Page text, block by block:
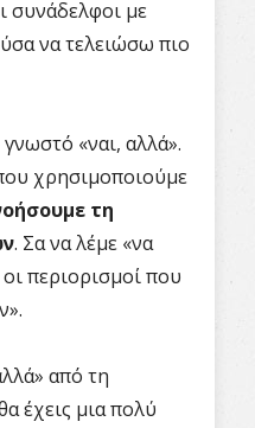
συνάδελφοι με
να τελειώσω πιο
«ναι, αλλά».
χρησιμοποιούμε
τη
. Σα να λέμε «να
περιορισμοί που
από τη
έχεις μια πολύ